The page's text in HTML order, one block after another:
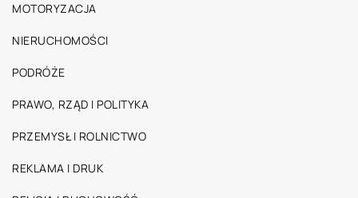
MOTORYZACJA
NIERUCHOMOŚCI
PODRÓŻE
PRAWO, RZĄD I POLITYKA
PRZEMYSŁ I ROLNICTWO
REKLAMA I DRUK